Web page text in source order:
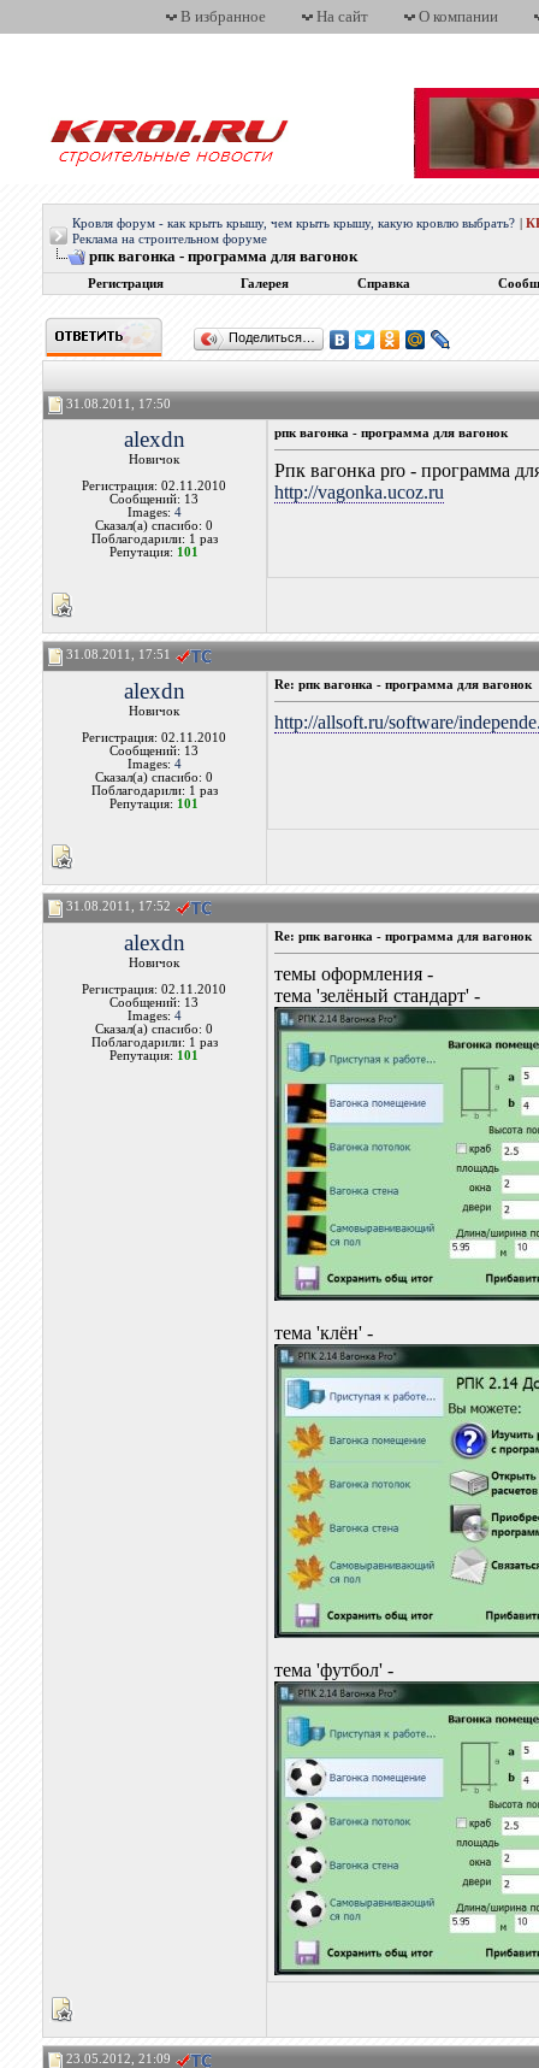
В избранное На сайт О компании
Кровля форум - как крыть крышу, чем крыть крышу, какую кровлю выбрать?
Реклама на строительном форуме
рпк вагонка - программа для вагонок
Регистрация Галерея Справка
Поделиться…
31.08.2011, 17:50
alexdn
Новичок
Регистрация: 02.11.2010
Сообщений: 13
Images: 4
Сказал(а) спасибо: 0
Поблагодарили: 1 раз
Репутация: 101
рпк вагонка - программа для вагонок
Рпк вагонка pro - программа
http://vagonka.ucoz.ru
31.08.2011, 17:51
alexdn
Новичок
Регистрация: 02.11.2010
Сообщений: 13
Images: 4
Сказал(а) спасибо: 0
Поблагодарили: 1 раз
Репутация: 101
Re: рпк вагонка - программа для вагонок
http://allsoft.ru/software/
31.08.2011, 17:52
alexdn
Новичок
Регистрация: 02.11.2010
Сообщений: 13
Images: 4
Сказал(а) спасибо: 0
Поблагодарили: 1 раз
Репутация: 101
Re: рпк вагонка - программа для вагонок
темы оформления -
тема 'зелёный стандарт' -
тема 'клён' -
тема 'футбол' -
23.05.2012, 21:09